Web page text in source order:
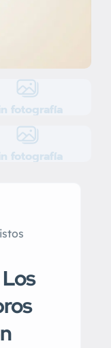
fotografía
fotografía